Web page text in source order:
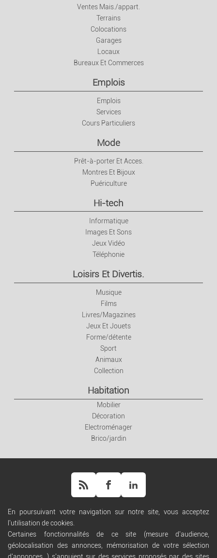
Electroménager
Ventes Mais./appart.
Terrains
Colocations
Garages
Locaux
Bureaux Et Commerces
Emplois
Emplois
Services
Cours Particuliers
Mode
Prêt-à-porter Et Acces.
Montres Et Bijoux
Puériculture
Hi-tech
Informatique
Images Et Sons
Jeux Vidéo
Téléphonie
Loisirs Et Divertis.
Musique
Films
Livres/Magazines
Jeux Et Jouets
Forme/détente
Sport
Animaux
Collection
Habitation
Mobilier
Décoration
Electroménager
Brico/jardin
Règles de diffusion
Conditions générales d'utilisation
En poursuivant votre navigation sur notre site, vous acceptez
l'utilisation de cookies.
Certaines fonctionnalités de ce site (mesure d'audience,
géolocalisation des annonces, mémorisation de votre sélection